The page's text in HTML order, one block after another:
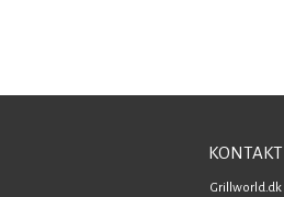
KONTAKT
Grillworld.dk